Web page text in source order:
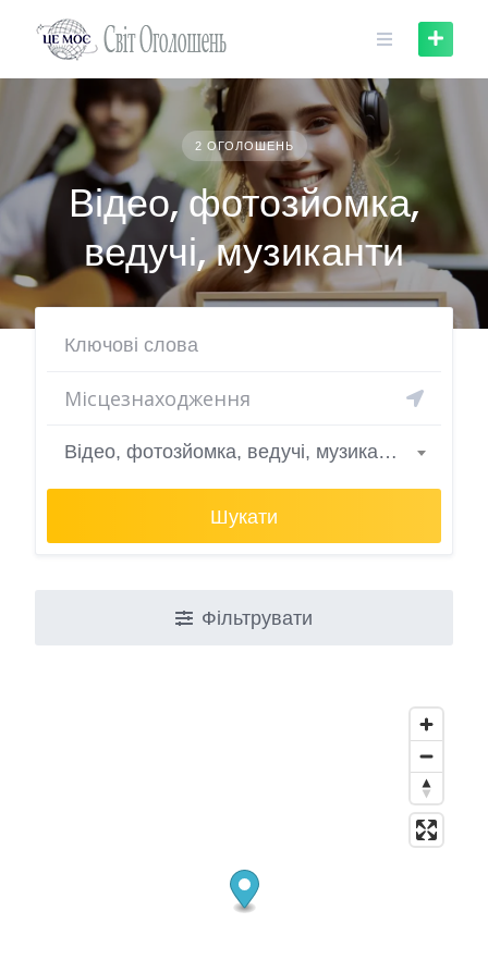
2 ОГОЛОШЕНЬ
Відео, фотозйомка,
ведучі, музиканти
Відео, фотозйомка, ведучі, музиканти
Шукати
Фільтрувати